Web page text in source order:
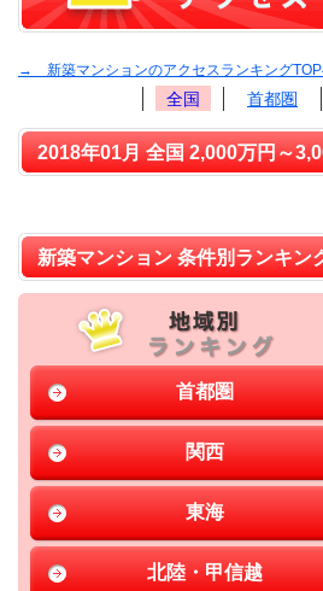
→ 新築マンションのアクセスランキング
全国 首都圏
2018年01月 全国 2,000万円～
新築マンション 条件別ランキン
首都圏
関西
東海
北陸・甲信越